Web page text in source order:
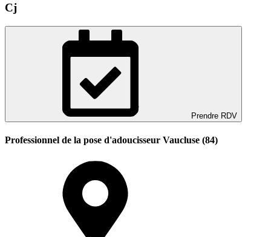
Cj
Prendre RDV
Professionnel de la pose d'adoucisseur Vaucluse (84)